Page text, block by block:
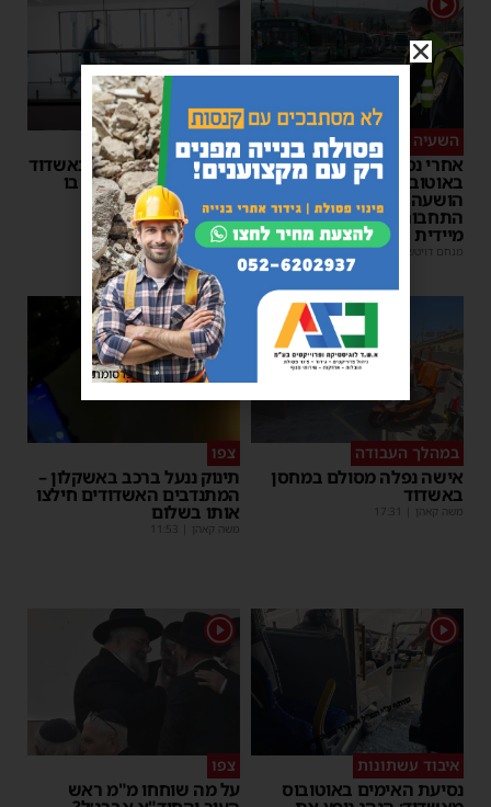
השעיה מיידית
אחרי נסיעת האימים
באוטובוס מאשדוד: הנהג
הושעה מתפקידו – משרד
התחבורה הורה על בדיקה
מיידית
מנחם דויטש 17:44
ליבו שב לפעום
אדם התמוטט בביתו באשדוד
– כוחות ההצלה ביצעו בו
פעולות החייאה
מנחם דויטש |
17:35
במהלך העבודה
אישה נפלה מסולם במחסן
באשדוד
משה קאהן 17:31
1
צפו
תינוק ננעל ברכב באשקלון –
המתנדבים האשדודים חילצו
אותו בשלום
משה קאהן 11:53
1
איבוד עשתונות
נסיעת האימים באוטובוס
1
צפו
על מה שוחחו מ"מ ראש
פרסומת